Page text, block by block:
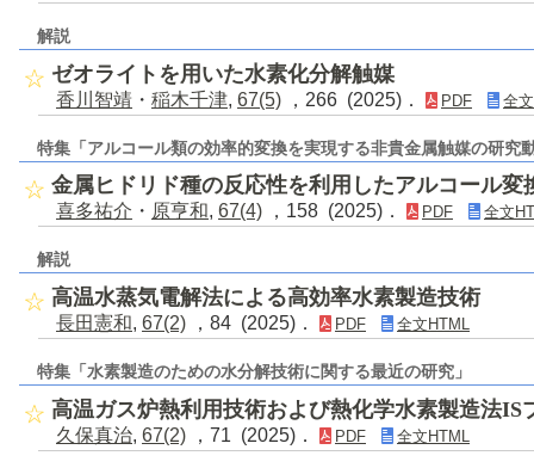
解説
ゼオライトを用いた水素化分解触媒
香川智靖 ・ 稲木千津, 67(5) ，266 (2025)． PDF 全
特集「アルコール類の効率的変換を実現する非貴金属触媒の研究
金属ヒドリド種の反応性を利用したアルコール変
喜多祐介 ・ 原亨和, 67(4) ，158 (2025)． PDF 全文
解説
高温水蒸気電解法による高効率水素製造技術
長田憲和, 67(2) ，84 (2025)． PDF 全文HTML
特集「水素製造のための水分解技術に関する最近の研究」
高温ガス炉熱利用技術および熱化学水素製造法IS
久保真治, 67(2) ，71 (2025)． PDF 全文HTML